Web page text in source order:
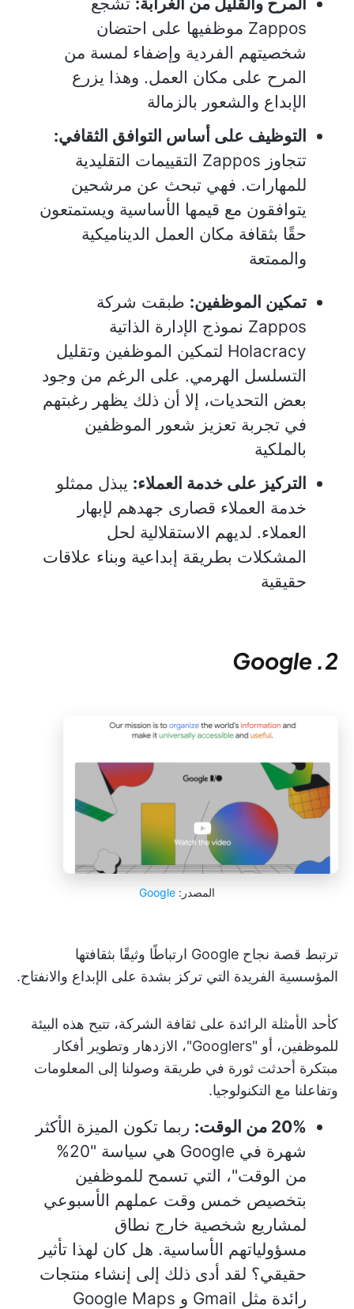
Zappos موظفيها على احتضان
شخصيتهم الفردية وإضفاء لمسة من
المرح على مكان العمل. وهذا يزرع
الإبداع والشعور بالزمالة
التوظيف على أساس التوافق الثقافي:
تتجاوز Zappos التقييمات التقليدية
للمهارات. فهي تبحث عن مرشحين
يتوافقون مع قيمها الأساسية ويستمتعون
حقًا بثقافة مكان العمل الديناميكية
والممتعة
تمكين الموظفين: طبقت شركة
Zappos نموذج الإدارة الذاتية
Holacracy لتمكين الموظفين وتقليل
التسلسل الهرمي. على الرغم من وجود
بعض التحديات، إلا أن ذلك يظهر رغبتهم
في تجربة تعزيز شعور الموظفين
بالملكية
التركيز على خدمة العملاء: يبذل ممثلو
خدمة العملاء قصارى جهدهم لإبهار
العملاء. لديهم الاستقلالية لحل
المشكلات بطريقة إبداعية وبناء علاقات
حقيقية
2. Google
المصدر: Google
ترتبط قصة نجاح Google ارتباطًا وثيقًا بثقافتها
المؤسسية الفريدة التي تركز بشدة على الإبداع والانفتاح.
كأحد الأمثلة الرائدة على ثقافة الشركة، تتيح هذه البيئة
للموظفين، أو "Googlers"، الازدهار وتطوير أفكار
مبتكرة أحدثت ثورة في طريقة وصولنا إلى المعلومات
وتفاعلنا مع التكنولوجيا.
20% من الوقت:
ربما تكون الميزة الأكثر
شهرة في Google هي سياسة "20%
من الوقت"، التي تسمح للموظفين
بتخصيص خمس وقت عملهم الأسبوعي
لمشاريع شخصية خارج نطاق
مسؤولياتهم الأساسية. هل كان لهذا تأثير
حقيقي؟ لقد أدى ذلك إلى إنشاء منتجات
رائدة مثل Gmail و Google Maps